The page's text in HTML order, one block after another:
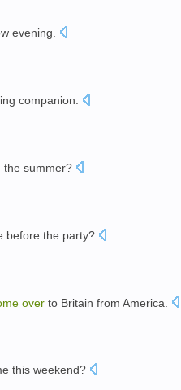
evening.
companion
the summer?
before the party?
over to Britain from America
this weekend?